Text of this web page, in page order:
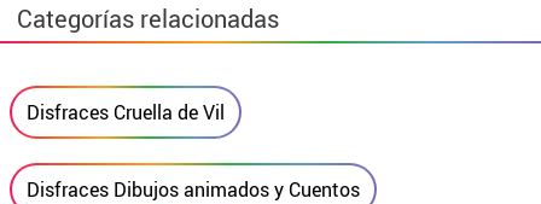
Categorías relacionadas
Disfraces Cruella de Vil
Disfraces Dibujos animados y Cuentos